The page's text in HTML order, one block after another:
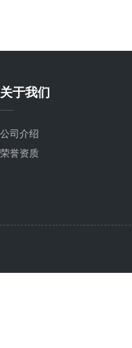
关于我们
公司介绍
荣誉资质